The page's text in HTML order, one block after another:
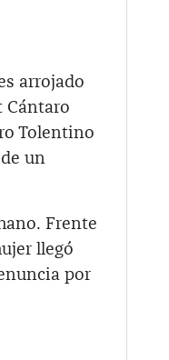
arrojado
Cántaro
Tolentino
un
Frente
llegó
por